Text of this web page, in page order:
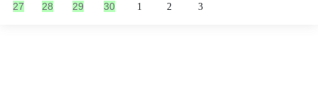
27 28 29 30 1 2 3